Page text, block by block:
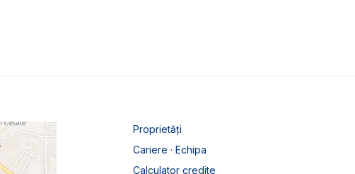
Proprietăți
Cariere · Echipa
Calculator credite